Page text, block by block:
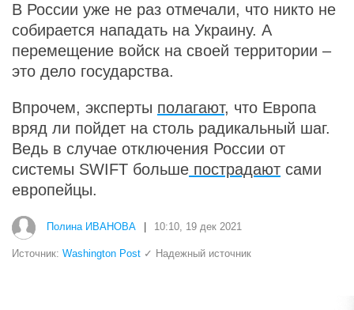
В России уже не раз отмечали, что никто не
собирается нападать на Украину. А
перемещение войск на своей территории –
это дело государства.
Впрочем, эксперты полагают, что Европа
вряд ли пойдет на столь радикальный шаг.
Ведь в случае отключения России от
системы SWIFT больше пострадают сами
европейцы.
Полина ИВАНОВА 10:10, 19 дек 2021
Источник: Washington Post ✓ Надежный источник